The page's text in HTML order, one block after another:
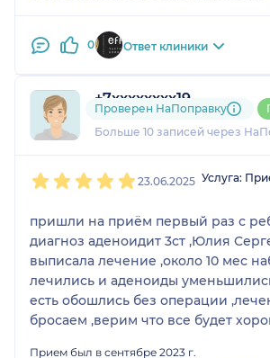
0 Ответ клиники
+7xxxxxxxx19
1 отзыв
Больше 10 записей через
Проверен НаПоправку
23.06.2025 Услуга:
пришли на приём первый раз с
диагноз аденоидит 3ст ,Юлия
выписала лечение ,около 10 мес
лечились и аденоиды
есть обошлись без операции
бросаем ,верим что все будет
Прием был в сентябре 2023 г.